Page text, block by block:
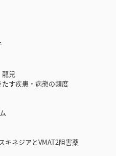
兒
す疾患・病態の頻度
ネジアとVMAT2阻害薬